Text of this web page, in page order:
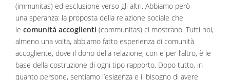
(immunitas) ed esclusione verso gli altri. Abbiamo però
una speranza: la proposta della relazione sociale che
lecomunità accoglienti (communitas) ci mostrano. Tutti noi,
almeno una volta, abbiamo fatto esperienza di comunità
accogliente, dove il dono della relazione, con e per l’altro, è le
base della costruzione di ogni tipo rapporto. Dopo tutto, in
quanto persone, sentiamo l’esigenza e il bisogno di avere